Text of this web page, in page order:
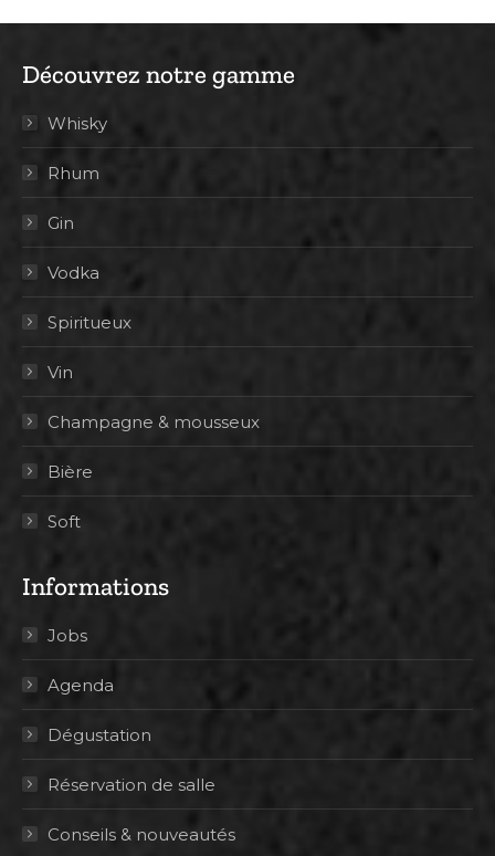
Découvrez notre gamme
Whisky
Rhum
Gin
Vodka
Spiritueux
Vin
Champagne & mousseux
Bière
Soft
Informations
Jobs
Agenda
Dégustation
Réservation de salle
Conseils & nouveautés